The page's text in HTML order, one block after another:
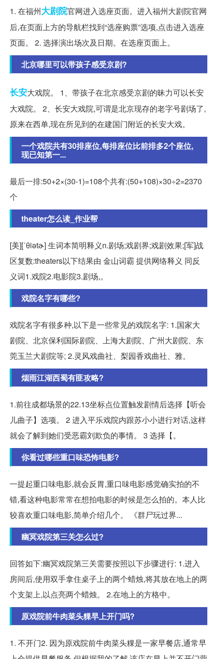
1. 在福州大剧院官网进入选座页面。进入福州大剧院官网
后,在页面上方的导航栏找到“选座购票”选项,点击进入选座
页面。 2. 选择演出场次及日期。在选座页面上。
北京哪里可以带孩子感受京剧?
长安大戏院。 1、带孩子在北京感受京剧的昧力可以长安
大戏院。 2、长安大戏院,可谓是北京现存的老字号剧场了,
原来在西单,现在所见到的在建国门附近的长安大戏。
一个戏院共有30排座位,每排座位比前排多2个座位,
现已知第一...
最后一排:50+2×(30-1)=108个共有:(50+108)×30÷2=2370
个
theater怎么读_作业帮
[美][ˈθiətɚ] 生词本简明释义n.剧场;戏剧界;戏剧效果;[军]战
区复数:theaters以下结果由 金山词霸 提供网络释义 同反
义词1.戏院2.电影院3.剧场,。
戏院名字有哪些?
戏院名字有很多种,以下是一些常见的戏院名字: 1.国家大
剧院、北京保利国际剧院、上海大剧院、广州大剧院、东
莞玉兰大剧院等; 2.灵风戏曲社、梨园香戏曲社、雅。
烟雨江湖西蜀有匪攻略?
1.前往成都场景的22.13坐标点位置触发剧情后选择【听会
儿曲子】选项。 2 进入平乐戏院内跟苏小小进行对话,这样
就会了解到她们受恶霸刘欺负的事情。 3 选择【。
你看过哪些重口味恐怖电影?
一提起重口味电影,就会反胃,重口味电影感觉确实拍的不
错,看这种电影常常在想拍电影的时候是怎么拍的。本人比
较喜欢重口味电影,简单介绍几个。 《群尸玩过界...
幽冥戏院第三关怎么过?
回答如下:幽冥戏院第三关需要按照以下步骤进行: 1.进入
房间后,使用双手拿住桌子上的两个蜡烛,将其放在地上的两
个支架上,以点亮两个蜡烛。 2.在地上的方格中。
原戏院前牛肉菜头粿早上开门吗?
1. 不开门2. 因为原戏院前牛肉菜头粿是一家早餐店,通常早